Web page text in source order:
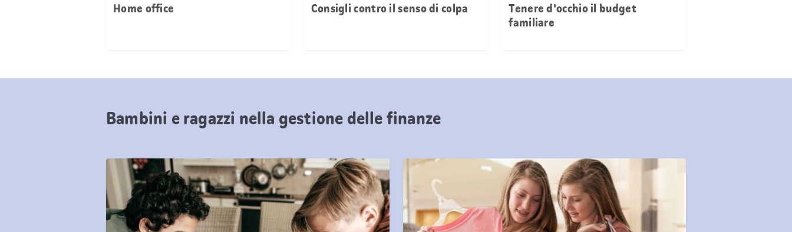
Home office Consigli contro il senso di colpa
Tenere d'occhio il budget
familiare
Bambini e ragazzi nella gestione delle finanze